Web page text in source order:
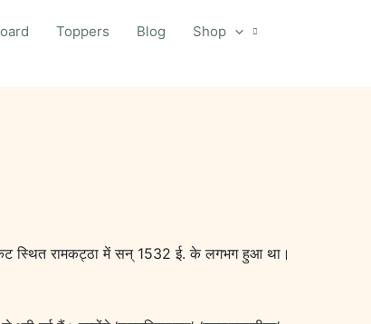
Toppers Blog
Shop
स्थित रामकट्ठा में सन् 1532 ई. के लगभग हुआ था।